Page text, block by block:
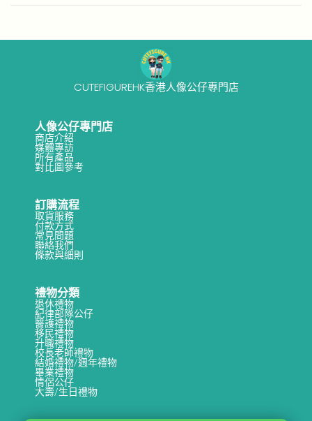
4
CUTEFIGUREHK香港人像公仔專門店
人像公仔專門店
商店介紹
媒體專訪
所有產品
對比圖參考
訂購流程
取貨服務
付款方式
常見問題
聯絡我們
條款與細則
禮物分類
退休禮物
紀律部隊公仔
醫護禮物
移民禮物
升職禮物
校長老師禮物
結婚禮物/週年禮物
畢業禮物
情侶公仔
大壽/生日禮物